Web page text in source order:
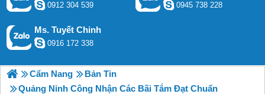
0912 304 539 0945 738 228
Ms. Tuyết Chinh
0916 172 338
Cẩm Nang
Bản Tin
Quảng Ninh Công Nhận Các Bãi Tắm Đạt Chuẩn